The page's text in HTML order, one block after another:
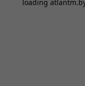
loading